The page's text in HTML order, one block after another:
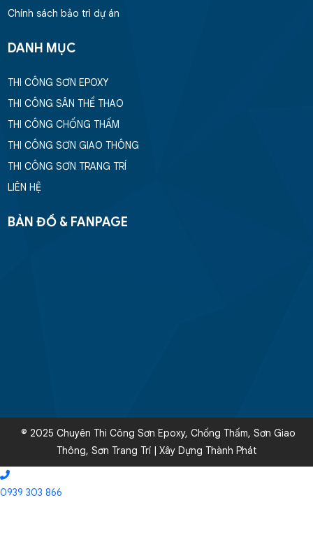
Chính sách bảo trì dự án
DANH MỤC
THI CÔNG SƠN EPOXY
THI CÔNG SÂN THỂ THAO
THI CÔNG CHỐNG THẤM
THI CÔNG SƠN GIAO THÔNG
THI CÔNG SƠN TRANG TRÍ
LIÊN HỆ
BẢN ĐỒ & FANPAGE
© 2025 Chuyên Thi Công Sơn Epoxy, Chống Thấm, Sơn Giao
Thông, Sơn Trang Trí | Xây Dựng Thành Phát
0939 303 866